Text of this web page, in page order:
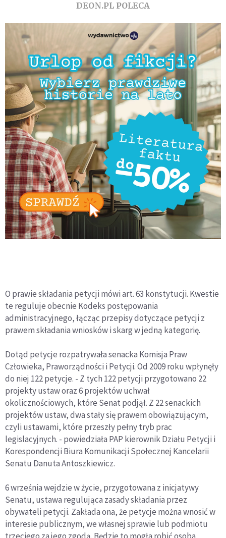
DEON.PL POLECA
O prawie składania petycji mówi art. 63 konstytucji. Kwestie
te reguluje obecnie Kodeks postępowania
administracyjnego, łącząc przepisy dotyczące petycji z
prawem składania wniosków i skarg w jedną kategorię.
Dotąd petycje rozpatrywała senacka Komisja Praw
Człowieka, Praworządności i Petycji. Od 2009 roku wpłynęły
do niej 122 petycje. - Z tych 122 petycji przygotowano 22
projekty ustaw oraz 6 projektów uchwał
okolicznościowych, które Senat podjął. Z 22 senackich
projektów ustaw, dwa stały się prawem obowiązującym,
czyli ustawami, które przeszły pełny tryb prac
legislacyjnych. - powiedziała PAP kierownik Działu Petycji i
Korespondencji Biura Komunikacji Społecznej Kancelarii
Senatu Danuta Antoszkiewicz.
6 września wejdzie w życie, przygotowana z inicjatywy
Senatu, ustawa regulująca zasady składania przez
obywateli petycji. Zakłada ona, że petycje można wnosić w
interesie publicznym, we własnej sprawie lub podmiotu